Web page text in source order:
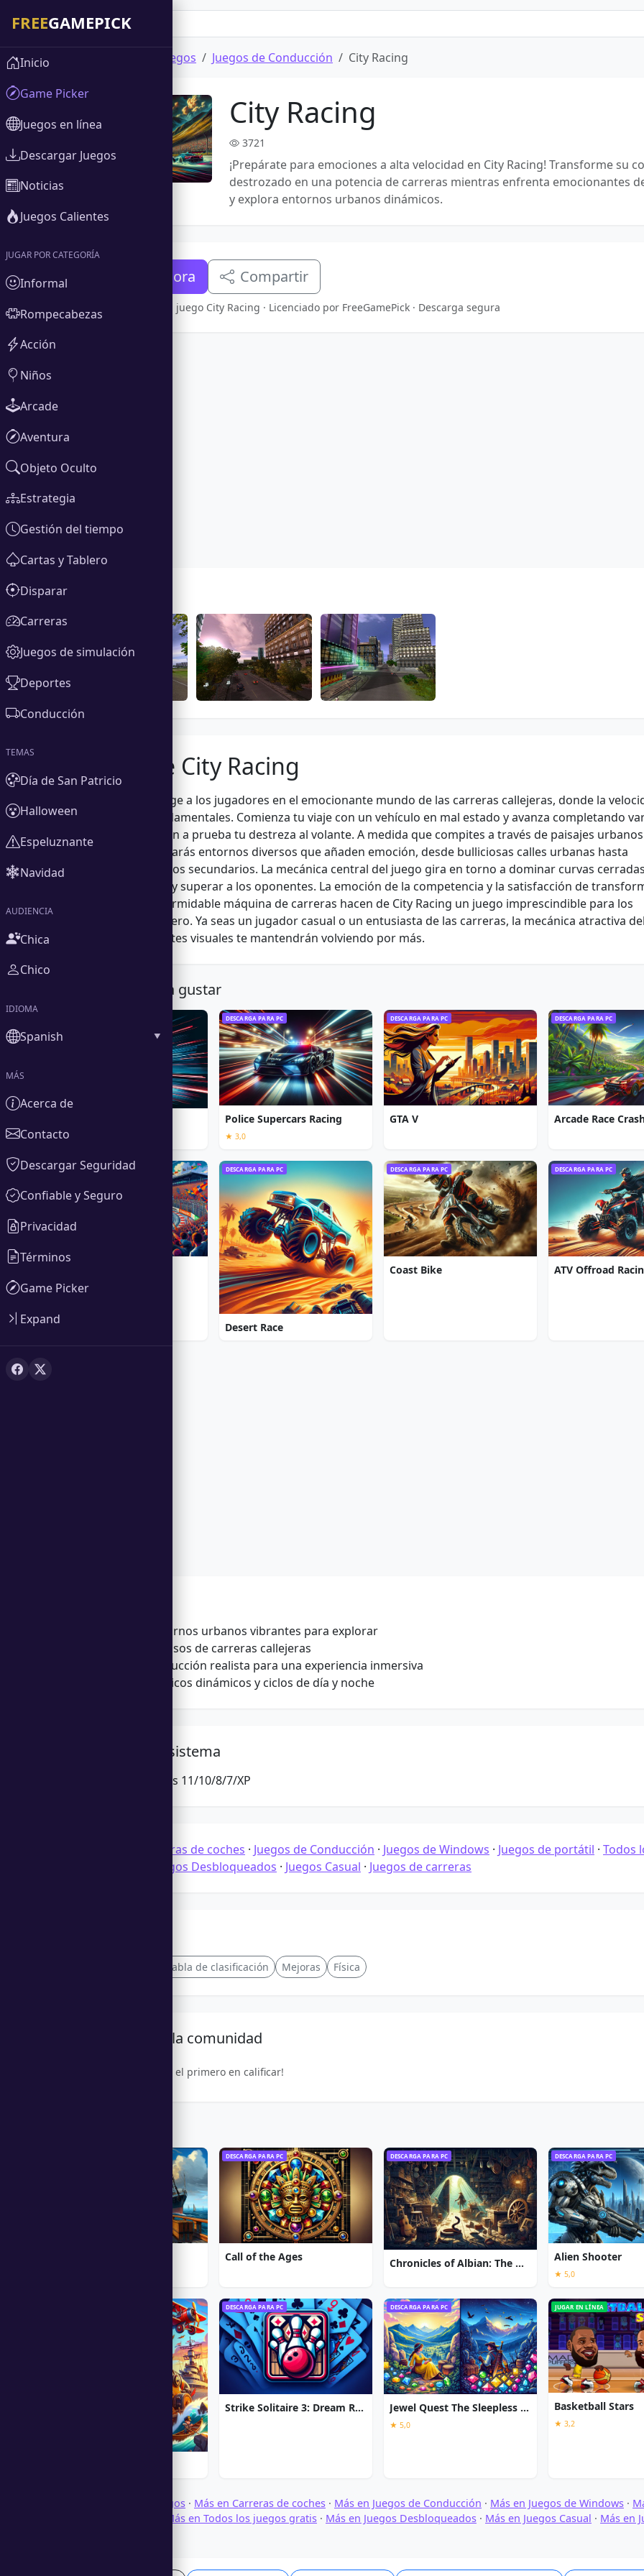
Descargar Juegos Juegos de Conducción City Racing
City Racing
3721
¡Prepárate para emociones a alta velocidad en City Racing! Transforme su
destrozado en una potencia de carreras mientras enfrenta emocionantes
y explora entornos urbanos dinámicos.
Descargar ahora Compartir
Versión completa del juego City Racing · Licenciado por FreeGamePick · Descarga segura
Acerca de City Racing
City Racing sumerge a los jugadores en el emocionante mundo de las carreras callejeras, donde la
habilidad son fundamentales. Comienza tu viaje con un vehículo en mal estado y avanza completando
desafíos que ponen a prueba tu destreza al volante. A medida que compites a través de paisajes urbanos
vibrantes, encontrarás entornos diversos que añaden emoción, desde bulliciosas calles urbanas hasta
pintorescos caminos secundarios. La mecánica central del juego gira en torno a dominar curvas
ejecutar derrapes y superar a los oponentes. La emoción de la competencia y la satisfacción de
vehículo en una formidable máquina de carreras hacen de City Racing un juego imprescindible para los
aficionados al género. Ya seas un jugador casual o un entusiasta de las carreras, la mecánica atractiva
y sus impresionantes visuales te mantendrán volviendo por más.
También te podría gustar
DESCARGA PARA PC
Police Supercars Racing
★ 3,0
DESCARGA PARA PC
GTA V
DESCARGA PARA PC
Arcade Race
DESCARGA PARA PC DESCARGA PARA PC
Desert Race
DESCARGA PARA PC
Coast Bike
DESCARGA PARA PC
ATV Offroad
Múltiples entornos urbanos vibrantes para explorar
Desafíos intensos de carreras callejeras
Física de conducción realista para una experiencia inmersiva
Efectos climáticos dinámicos y ciclos de día y noche
Requisitos del sistema
Microsoft Windows 11/10/8/7/XP
Carreras de coches · Juegos de Conducción · Juegos de Windows · Juegos de portátil · Todos
Juegos Desbloqueados · Juegos Casual · Juegos de carreras
Tabla de clasificación Mejoras Física
Calificación de la comunidad
¡Sé el primero en calificar!
DESCARGA PARA PC
Call of the Ages
DESCARGA PARA PC
Chronicles of Albian: The Magic Convention
DESCARGA PARA PC
Alien Shooter
★ 5,0
DESCARGA PARA PC
Strike Solitaire 3: Dream Resort
DESCARGA PARA PC
Jewel Quest The Sleepless Star
★ 5,0
JUGAR EN LÍNEA
Basketball Stars
★ 3,2
Explorar Descargar Juegos · Más en Carreras de coches · Más en Juegos de Conducción · Más en Juegos de Windows ·
Más en Todos los juegos gratis · Más en Juegos Desbloqueados · Más en Juegos Casual · Más en
Inicio
Game Picker
Juegos en línea
Descargar Juegos
Noticias
Juegos Calientes
JUGAR POR CATEGORÍA
Informal
Rompecabezas
Acción
Niños
Arcade
Aventura
Objeto Oculto
Estrategia
Gestión del tiempo
Cartas y Tablero
Disparar
Carreras
Juegos de simulación
Deportes
Conducción
TEMAS
Día de San Patricio
Halloween
Espeluznante
Navidad
AUDIENCIA
Chica
Chico
IDIOMA
Spanish
MÁS
Acerca de
Contacto
Descargar Seguridad
Confiable y Seguro
Privacidad
Términos
Game Picker
Expand